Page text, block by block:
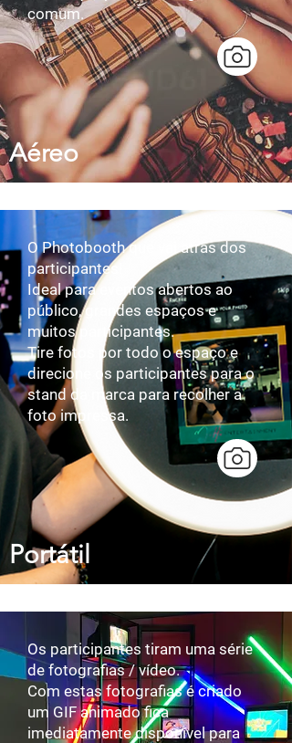
comum.
Aéreo
O Photobooth que vai atrás dos
participantes!​​
Ideal para eventos abertos ao
público, grandes espaços e
muitos participantes.
Tire fotos por todo o espaço e
direcione os participantes para o
stand da marca para recolher a
foto impressa.
Portátil
Os participantes tiram uma série
de fotografias / vídeo.
​Com estas fotografias é criado
um GIF animado fica
imediatamente disponível para